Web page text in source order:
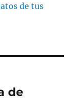
de tus
de